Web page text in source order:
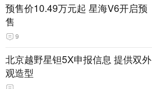
预售价10.49万元起 星海V6开启预
售
9
北京越野星钽5X申报信息 提供双外
观造型